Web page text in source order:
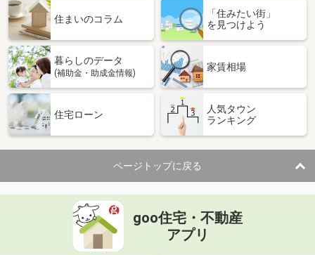
住まいのコラム
「住みたい街」
を見つけよう
暮らしのデータ
(補助金・助成金情報)
家賃相場
住宅ローン
人気タウン
ランキング
ページトップに戻る
goo住宅・不動産
アプリ